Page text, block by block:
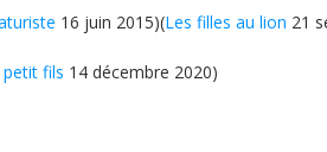
16 juin 2015)(Les filles au lion 21
petit fils 14 décembre 2020)